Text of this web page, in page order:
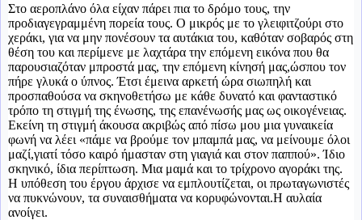
Στο αεροπλάνο όλα είχαν πάρει πια το δρόμο τους, την
προδιαγεγραμμένη πορεία τους. Ο μικρός με το γλειφιτζούρι στο
χεράκι, για να μην πονέσουν τα αυτάκια του, καθόταν σοβαρός στη
θέση του και περίμενε με λαχτάρα την επόμενη εικόνα που θα
παρουσιαζόταν μπροστά μας, την επόμενη κίνησή μας,ώσπου τον
πήρε γλυκά ο ύπνος. Έτσι έμεινα αρκετή ώρα σιωπηλή και
προσπαθούσα να σκηνοθετήσω με κάθε δυνατό και φανταστικό
τρόπο τη στιγμή της ένωσης, της επανένωσής μας ως οικογένειας.
Εκείνη τη στιγμή άκουσα ακριβώς από πίσω μου μια γυναικεία
φωνή να λέει «πάμε να βρούμε τον μπαμπά μας, να μείνουμε όλοι
μαζί,γιατί τόσο καιρό ήμασταν στη γιαγιά και στον παππού». Ίδιο
σκηνικό, ίδια περίπτωση. Μια μαμά και το τρίχρονο αγοράκι της.
Η υπόθεση του έργου άρχισε να εμπλουτίζεται, οι πρωταγωνιστές
να πυκνώνουν, τα συναισθήματα να κορυφώνονται.Η αυλαία
ανοίγει.